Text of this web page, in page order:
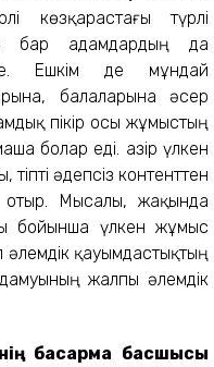
көзқарастағы түрлі
бар адамдардың да
Ешкім де мұндай
балаларына әсер
пікір осы жұмыстың
болар еді. Қазір үлкен
әдепсіз контенттен
отыр. Мысалы, жақында
бойынша үлкен жұмыс
әлемдік қауымдастықтың
жалпы әлемдік
басқарма басшысы